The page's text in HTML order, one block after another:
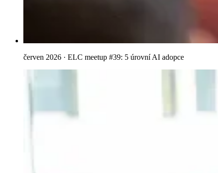
červen 2026 · ELC meetup #39: 5 úrovní AI adopce